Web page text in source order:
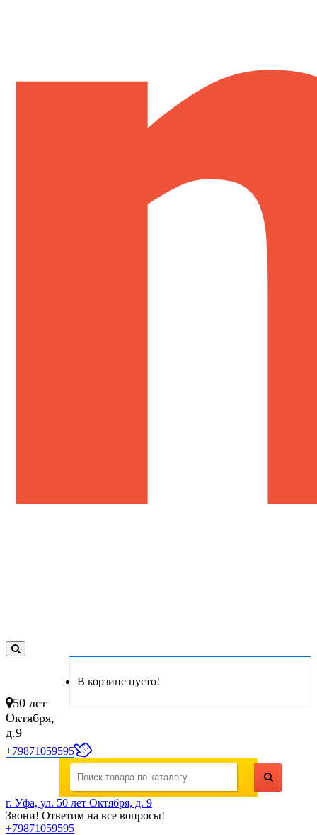
В корзине пусто!
50 лет
Октября,
д.9
+79871059595
г. Уфа, ул. 50 лет Октября, д. 9
Звони! Ответим на все вопросы!
+79871059595